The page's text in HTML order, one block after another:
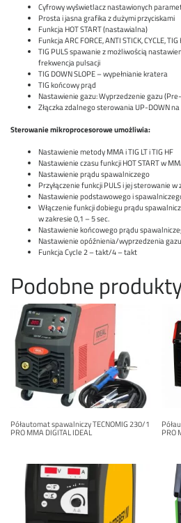
Cyfrowy wyświetlacz nastawionych
Prosta i jasna grafika z dużymi przyciskami
Funkcja HOT START (nastawialna)
Funkcja ARC FORCE, ANTI STICK, CYCLE,
TIG PULS spawanie z możliwością
frekwencja pulsacji
TIG DOWN SLOPE – wypełnianie kratera
TIG końcowy prąd
Nastawienie gazu: Wyprzedzenie gazu
Złączka zdalnego sterowania UP-DOWN
Sterowanie mikroprocesorowe umożliwia:
Nastawienie metody MMA i TIG LT i TIG HF
Nastawienie czasu funkcji HOT START w
Nastawienie prądu spawalniczego
Przyłączenie funkcji PULS i jej sterowanie
Nastawienie podstawowego i
Włączenie funkcji dobiegu prądu
w zakresie 0,1 – 5 sec.
Nastawienie końcowego prądu
Nastawienie opóźnienia/wyprzedzenia
Funkcja Cycle 2 – takt/4 – takt
Podobne
Półautomat spawalniczy TECNOMIG 230/1
PRO MMA DIGITAL IDEAL PRO